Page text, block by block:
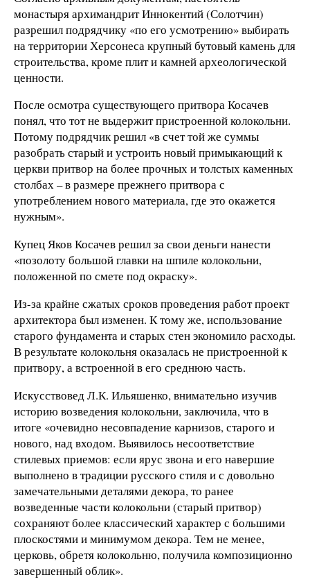
монастыря архимандрит Иннокентий (Солотчин)
разрешил подрядчику «по его усмотрению» выбирать
на территории Херсонеса крупный бутовый камень для
строительства, кроме плит и камней археологической
ценности.
После осмотра существующего притвора Косачев
понял, что тот не выдержит пристроенной колокольни.
Потому подрядчик решил «в счет той же суммы
разобрать старый и устроить новый примыкающий к
церкви притвор на более прочных и толстых каменных
столбах – в размере прежнего притвора с
употреблением нового материала, где это окажется
нужным».
Купец Яков Косачев решил за свои деньги нанести
«позолоту большой главки на шпиле колокольни,
положенной по смете под окраску».
Из-за крайне сжатых сроков проведения работ проект
архитектора был изменен. К тому же, использование
старого фундамента и старых стен экономило расходы.
В результате колокольня оказалась не пристроенной к
притвору, а встроенной в его среднюю часть.
Искусствовед Л.К. Ильяшенко, внимательно изучив
историю возведения колокольни, заключила, что в
итоге «очевидно несовпадение карнизов, старого и
нового, над входом. Выявилось несоответствие
стилевых приемов: если ярус звона и его навершие
выполнено в традиции русского стиля и с довольно
замечательными деталями декора, то ранее
возведенные части колокольни (старый притвор)
сохраняют более классический характер с большими
плоскостями и минимумом декора. Тем не менее,
церковь, обретя колокольню, получила композиционно
завершенный облик».